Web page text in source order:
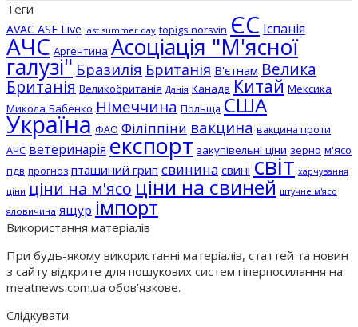
Теги
AVAC ASF Live last summer day topigs norsvin ЄС Іспанія
АЧС Аргентина Асоціація "М'ясної
галузі" Бразилія Британія В'єтнам Велика
Британія Великобританія Данія Канада Китай Мексика
Микола Бабенко Німеччина Польща США
Україна ФАО Філіппіни вакцина вакцина проти
АЧС ветеринарія експорт закупівельні ціни зерно м'ясо
пдв прогноз пташиний грип свинина свині світ харчування
ціни ціни на м'ясо ціни на свиней штучне м'ясо
яловичина ящур імпорт
Використання матеріалів
При будь-якому використанні матеріалів, статтей та новин
з сайту відкрите для пошукових систем гіперпосилання на
meatnews.com.ua обов’язкове.
Слідкувати